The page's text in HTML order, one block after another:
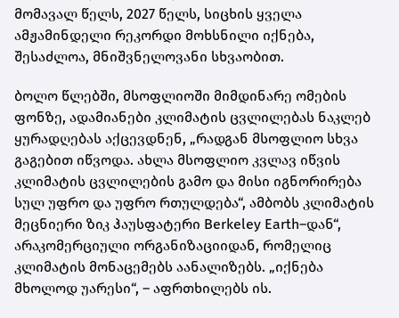
მომავალ წელს, 2027 წელს, სიცხის ყველა
ამჟამინდელი რეკორდი მოხსნილი იქნება,
შესაძლოა, მნიშვნელოვანი სხვაობით.
ბოლო წლებში, მსოფლიოში მიმდინარე ომების
ფონზე, ადამიანები კლიმატის ცვლილებას ნაკლებ
ყურადღებას აქცევდნენ, „რადგან მსოფლიო სხვა
გაგებით იწვოდა. ახლა მსოფლიო კვლავ იწვის
კლიმატის ცვლილების გამო და მისი იგნორირება
სულ უფრო და უფრო რთულდება“, ამბობს კლიმატის
მეცნიერი ზიკ ჰაუსფატერი Berkeley Earth–დან“,
არაკომერციული ორგანიზაციიდან, რომელიც
კლიმატის მონაცემებს აანალიზებს. „იქნება
მხოლოდ უარესი“, – აფრთხილებს ის.